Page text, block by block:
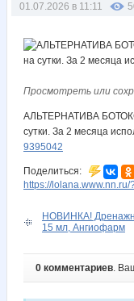
01.07.2026 в 11:11
Просмотреть или
АЛЬТЕРНАТИВА
сутки. За 2 месяца
9395042
Поделиться:
https://
НОВИНКА!
15 мл, Ангиофарм
0 комментариев.